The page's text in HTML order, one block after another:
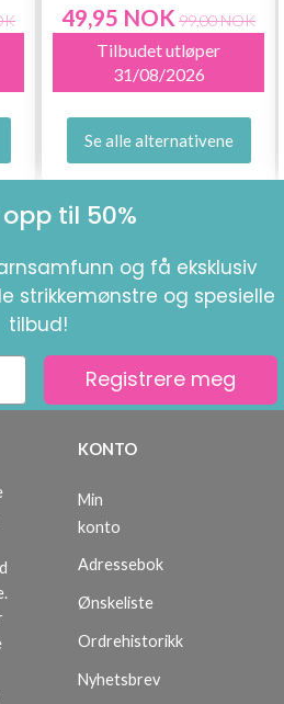
49,95 NOK 99,00 NOK
Tilbudet utløper
31/08/2026
Se alle alternativene
til 50%
og få eksklusiv
strikkemønstre og spesielle
tilbud!
Registrere meg
KONTO
Min
konto
Adressebok
Ønskeliste
Ordrehistorikk
Nyhetsbrev